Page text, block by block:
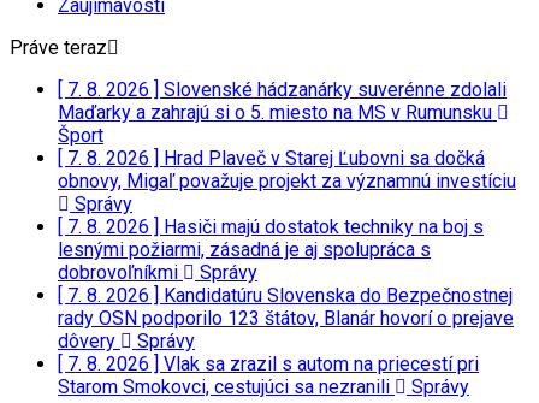
Zaujímavosti
Práve teraz
[ 7. 8. 2026 ] Slovenské hádzanárky suverénne zdolali
Maďarky a zahrajú si o 5. miesto na MS v Rumunsku
Šport
[ 7. 8. 2026 ] Hrad Plaveč v Starej Ľubovni sa dočká
obnovy, Migaľ považuje projekt za významnú investíciu
Správy
[ 7. 8. 2026 ] Hasiči majú dostatok techniky na boj s
lesnými požiarmi, zásadná je aj spolupráca s
dobrovoľníkmi
Správy
[ 7. 8. 2026 ] Kandidatúru Slovenska do Bezpečnostnej
rady OSN podporilo 123 štátov, Blanár hovorí o prejave
dôvery
Správy
[ 7. 8. 2026 ] Vlak sa zrazil s autom na priecestí pri
Starom Smokovci, cestujúci sa nezranili
Správy